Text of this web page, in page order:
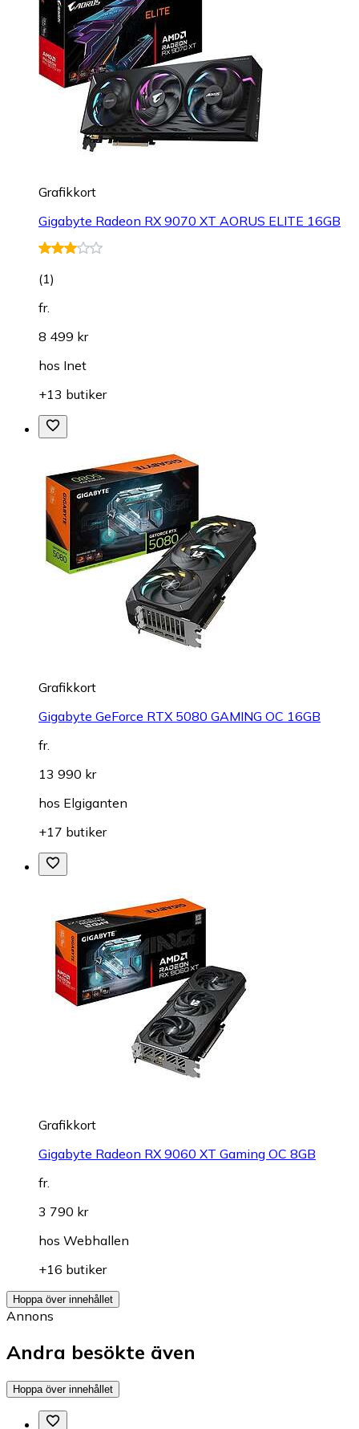
Grafikkort
Gigabyte Radeon RX 9070 XT AORUS ELITE 16GB
(1)
fr.
8 499 kr
hos Inet
+13 butiker
Grafikkort
Gigabyte GeForce RTX 5080 GAMING OC 16GB
fr.
13 990 kr
hos Elgiganten
+17 butiker
Grafikkort
Gigabyte Radeon RX 9060 XT Gaming OC 8GB
fr.
3 790 kr
hos Webhallen
+16 butiker
Hoppa över innehållet
Annons
Andra besökte även
Hoppa över innehållet